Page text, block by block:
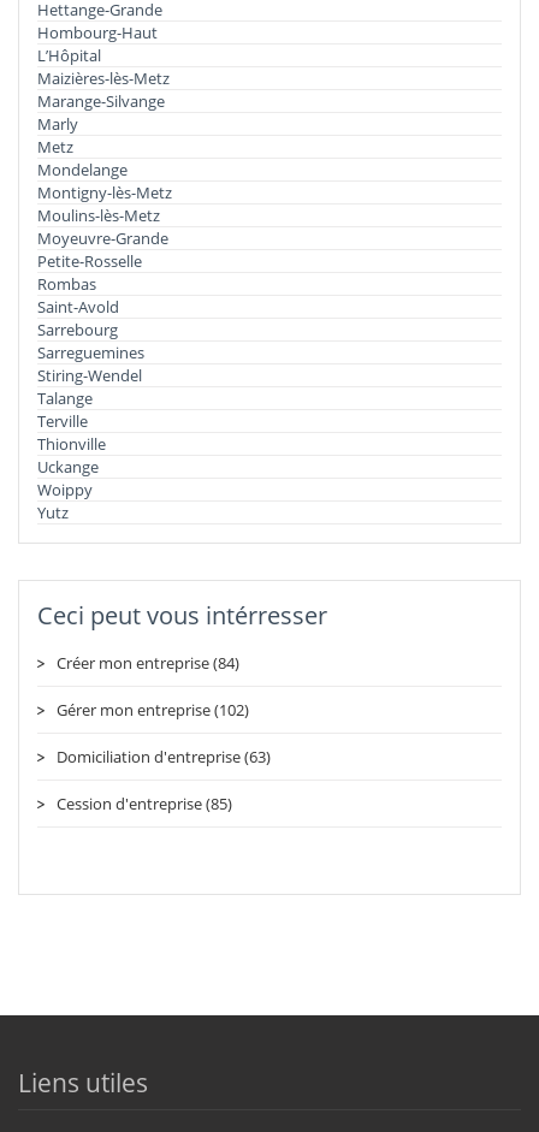
Hettange-Grande
Hombourg-Haut
L’Hôpital
Maizières-lès-Metz
Marange-Silvange
Marly
Metz
Mondelange
Montigny-lès-Metz
Moulins-lès-Metz
Moyeuvre-Grande
Petite-Rosselle
Rombas
Saint-Avold
Sarrebourg
Sarreguemines
Stiring-Wendel
Talange
Terville
Thionville
Uckange
Woippy
Yutz
Ceci peut vous intérresser
Créer mon entreprise (84)
Gérer mon entreprise (102)
Domiciliation d'entreprise (63)
Cession d'entreprise (85)
Liens utiles